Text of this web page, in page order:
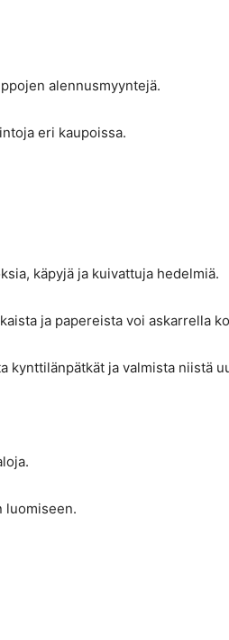
alennusmyyntejä.
eri kaupoissa.
käpyjä ja kuivattuja hedelmiä.
ja papereista voi askarrella
kynttilänpätkät ja valmista niistä
luomiseen.